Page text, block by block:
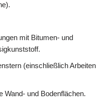
mit Bitumen- und
(einschließlich Arbeiten
Wand- und Bodenflächen.